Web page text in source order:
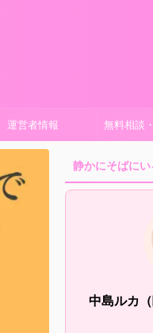
運営者情報 無料相談
静かにそばに
中島ルカ